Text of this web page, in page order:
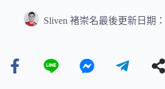
Sliven 褚崇名最後更新日期：